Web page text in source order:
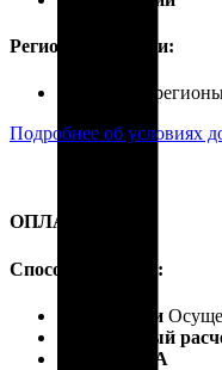
Регионы доставки:
Россия, все
Подробнее об условиях
ОПЛАТА
Способы оплаты:
Наличными
Безналичный
Карты VISA